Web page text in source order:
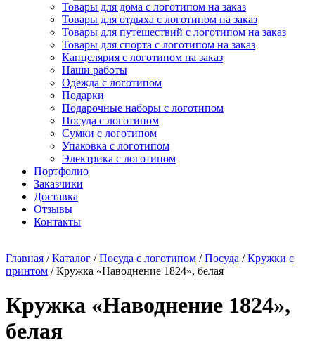
Товары для дома с логотипом на заказ
Товары для отдыха с логотипом на заказ
Товары для путешествий с логотипом на заказ
Товары для спорта с логотипом на заказ
Канцелярия с логотипом на заказ
Наши работы
Одежда с логотипом
Подарки
Подарочные наборы с логотипом
Посуда с логотипом
Сумки с логотипом
Упаковка с логотипом
Электрика с логотипом
Портфолио
Заказчики
Доставка
Отзывы
Контакты
Главная /Каталог /Посуда с логотипом /Посуда /Кружки с
принтом / Кружка «Наводнение 1824», белая
Кружка «Наводнение 1824»,
белая